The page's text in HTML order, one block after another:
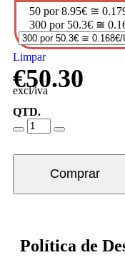
50 por 8.95€ ≅
300 por 50.3€ ≅
Limpar
€50.30
excl/iva
QTD.
Comprar
Política de